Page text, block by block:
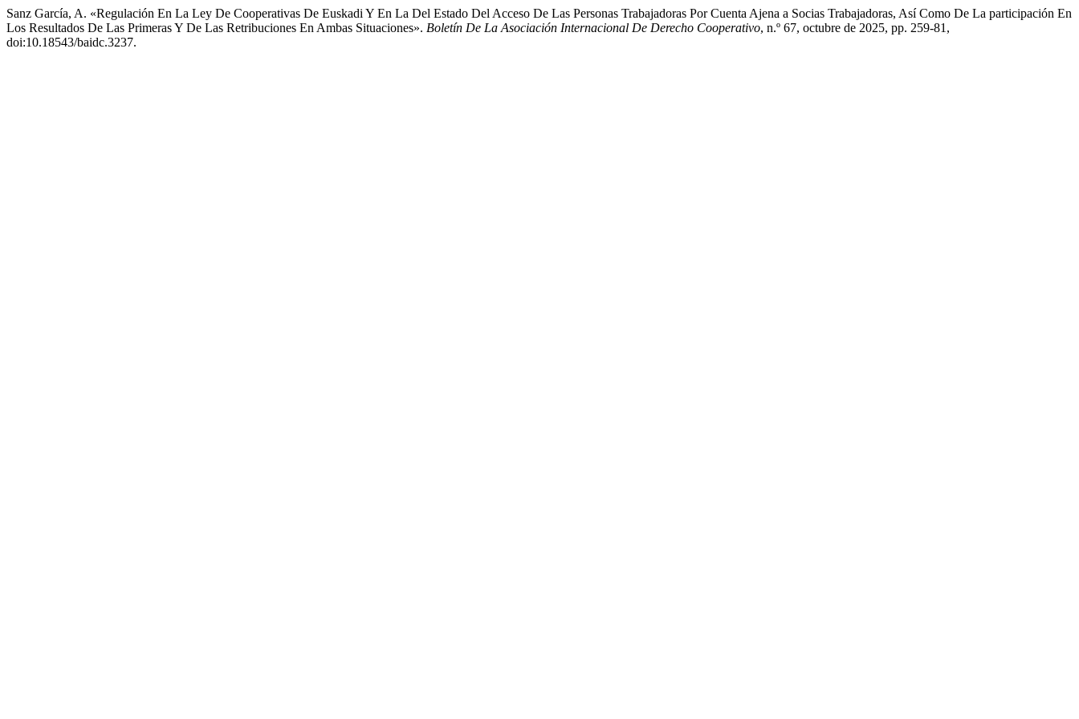
Sanz García, A. «Regulación En La Ley De Cooperativas De Euskadi Y En La Del Estado Del Acceso De Las Personas Trabajadoras Por Cuenta Ajena a Socias Trabajadoras, Así Como De La participación En
Los Resultados De Las Primeras Y De Las Retribuciones En Ambas Situaciones». Boletín De La Asociación Internacional De Derecho Cooperativo, n.º 67, octubre de 2025, pp. 259-81,
doi:10.18543/baidc.3237.